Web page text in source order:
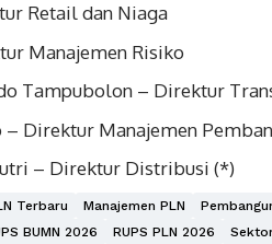
Retail dan Niaga
Manajemen Risiko
Tampubolon – Direktur
Direktur Manajemen
– Direktur Distribusi (*)
Terbaru Manajemen PLN
BUMN 2026 RUPS PLN 2026